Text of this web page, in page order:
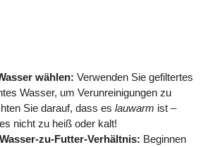
wählen: Verwenden Sie gefiltertes
Wasser, um Verunreinigungen zu
Sie darauf, dass es lauwarm ist –
nicht zu heiß oder kalt!
zu-Futter-Verhältnis: Beginnen